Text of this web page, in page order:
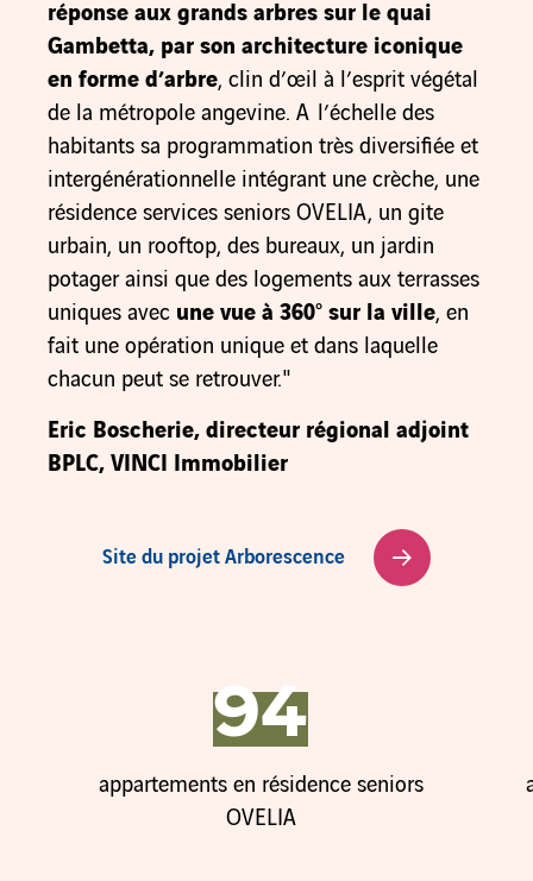
réponse aux grands arbres sur le quai
Gambetta, par son architecture iconique
en forme d’arbre, clin d’œil à l’esprit végétal
de la métropole angevine. A l’échelle des
habitants sa programmation très diversifiée et
intergénérationnelle intégrant une crèche, une
résidence services seniors OVELIA, un gite
urbain, un rooftop, des bureaux, un jardin
potager ainsi que des logements aux terrasses
uniques avec une vue à 360° sur la ville, en
fait une opération unique et dans laquelle
chacun peut se retrouver."
Eric Boscherie, directeur régional adjoint
BPLC, VINCI Immobilier
Site du projet Arborescence
94
appartements en résidence seniors
OVELIA